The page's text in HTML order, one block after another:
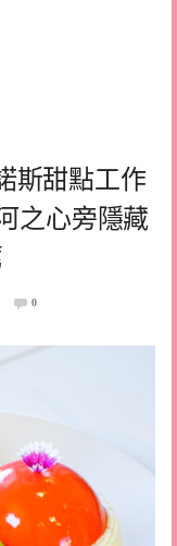
斯甜點工作
之心旁隱藏
0